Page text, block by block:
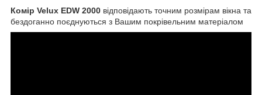
Комір Velux EDW 2000 відповідають точним розмірам вікна та
бездоганно поєднуються з Вашим покрівельним матеріалом